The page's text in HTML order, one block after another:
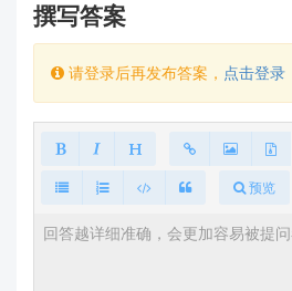
开发指南
您可以通过以下方式获取：
官方资料下载平台：
https://h.hlktech.com/
问答平台技术文档：
建议步骤
撰写答案
请登录后再发布答案， 点击登录
预览